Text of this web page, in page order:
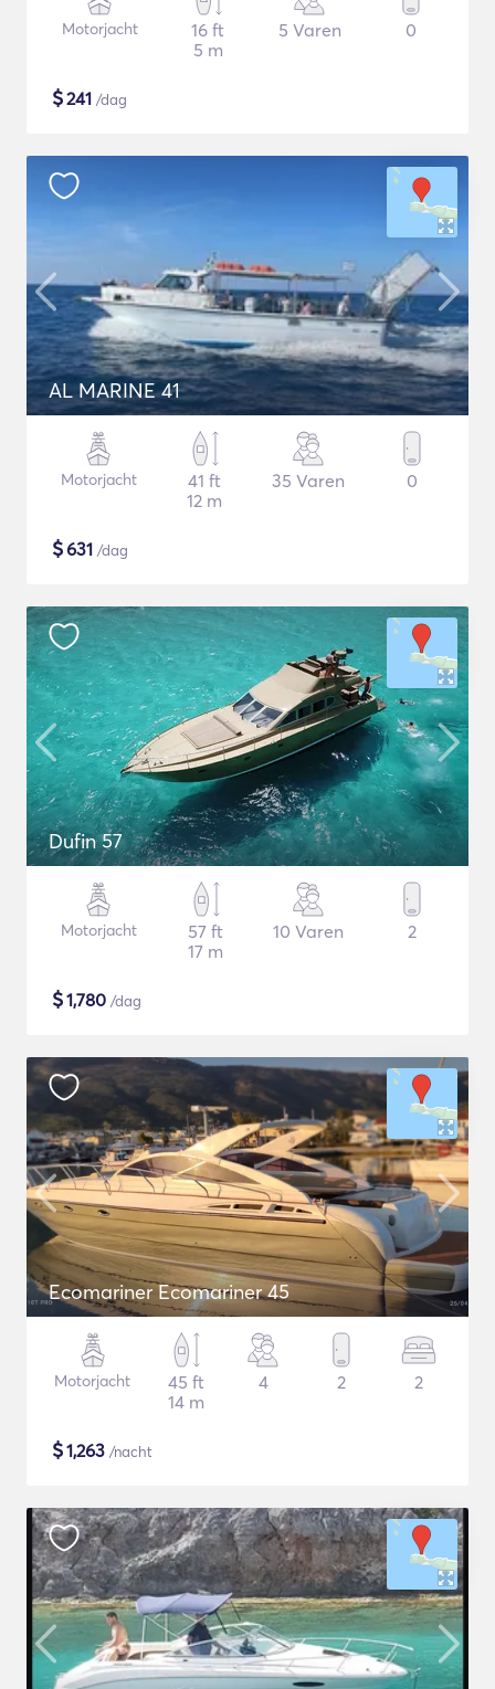
Motorjacht
16 ft
5 m
5 Varen 0
$241 /dag
AL MARINE 41
Motorjacht
41 ft
12 m
35 Varen 0
$631 /dag
Dufin 57
Motorjacht
57 ft
17 m
10 Varen 2
$1,780 /dag
Ecomariner Ecomariner 45
Motorjacht
45 ft
14 m
4 2 2
$1,263 /nacht